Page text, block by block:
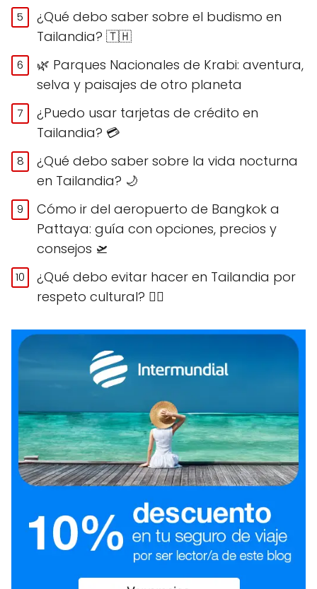
¿Qué debo saber sobre el budismo en
Tailandia? 🇹🇭
🌿 Parques Nacionales de Krabi: aventura,
selva y paisajes de otro planeta
¿Puedo usar tarjetas de crédito en
Tailandia? 💳
¿Qué debo saber sobre la vida nocturna
en Tailandia? 🌙
Cómo ir del aeropuerto de Bangkok a
Pattaya: guía con opciones, precios y
consejos 🛫
¿Qué debo evitar hacer en Tailandia por
respeto cultural? 🙅‍♀️